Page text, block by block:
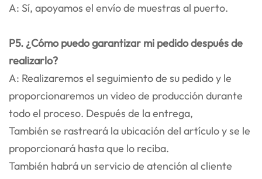
A: Sí, apoyamos el envío de muestras al puerto.
P5. ¿Cómo puedo garantizar mi pedido después de
realizarlo?
A: Realizaremos el seguimiento de su pedido y le
proporcionaremos un video de producción durante
todo el proceso. Después de la entrega,
También se rastreará la ubicación del artículo y se le
proporcionará hasta que lo reciba.
También habrá un servicio de atención al cliente